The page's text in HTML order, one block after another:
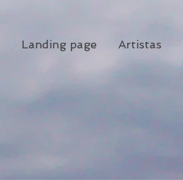
Landing page Artistas